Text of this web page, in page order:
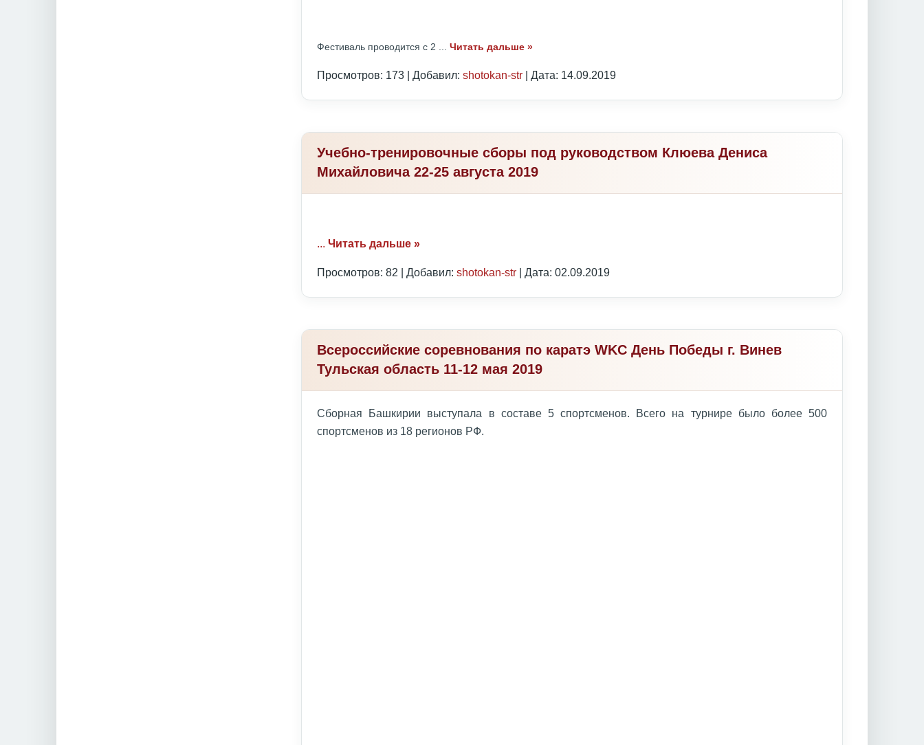
Фестиваль проводится с 2 Читать дальше »
Просмотров: 173 | Добавил: shotokan-str | Дата: 14.09.2019
Учебно-тренировочные сборы под руководством Клюева Дениса
Михайловича 22-25 августа 2019
... Читать дальше »
Просмотров: 82 | Добавил: shotokan-str | Дата: 02.09.2019
Всероссийские соревнования по каратэ WKC День Победы г. Винев
Тульская область 11-12 мая 2019
Сборная Башкирии выступала в составе 5 спортсменов. Всего на турнире было более 500
спортсменов из 18 регионов РФ.